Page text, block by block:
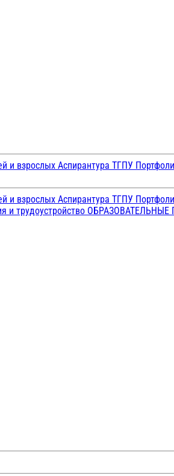
и взрослых Аспирантура ТГПУ
и взрослых Аспирантура ТГПУ
и трудоустройство